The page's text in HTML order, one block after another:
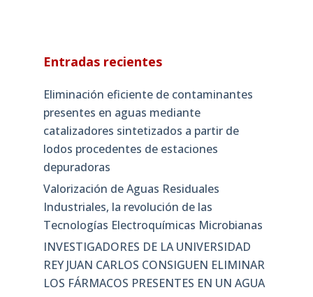
Entradas recientes
Eliminación eficiente de contaminantes
presentes en aguas mediante
catalizadores sintetizados a partir de
lodos procedentes de estaciones
depuradoras
Valorización de Aguas Residuales
Industriales, la revolución de las
Tecnologías Electroquímicas Microbianas
INVESTIGADORES DE LA UNIVERSIDAD
REY JUAN CARLOS CONSIGUEN ELIMINAR
LOS FÁRMACOS PRESENTES EN UN AGUA